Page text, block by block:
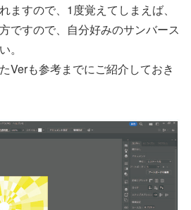
ますので、1度覚えてしまえば、
ですので、自分好みのサンバース
。
Verも参考までにご紹介しておき